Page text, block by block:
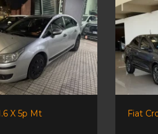
X 5p Mt Fiat